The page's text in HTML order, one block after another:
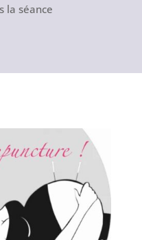
la séance